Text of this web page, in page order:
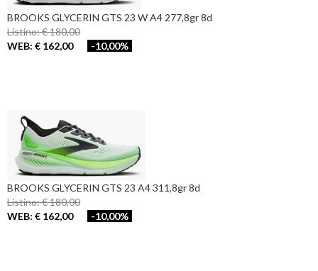
BROOKS GLYCERIN GTS 23 W A4 277,8gr 8d
Listino: € 180,00
WEB: € 162,00
-10,00%
BROOKS GLYCERIN GTS 23 A4 311,8gr 8d
Listino: € 180,00
WEB: € 162,00
-10,00%